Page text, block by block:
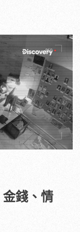
錢、情